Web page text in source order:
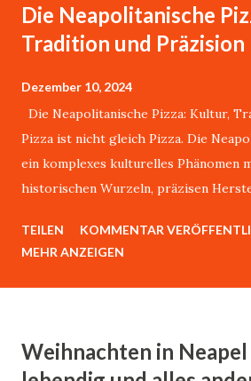
Die Neapolitanische
Tradition und Präzision
Dezember 10, 2024
Die Neapolitanische Pizza: Kultur,
Pizza ist nicht gleich Pizza. Die
ein komplexes kulturelles Phänomen
historischen Wurzeln, präzisen
Thema könnte ich stundenlang mit
durch ein waschechter Neapolitaner.
kulturellen Dimensionen dieses
TEILEN
KOMMENTAR
MEHR ANZEIGEN
Weihnachten in